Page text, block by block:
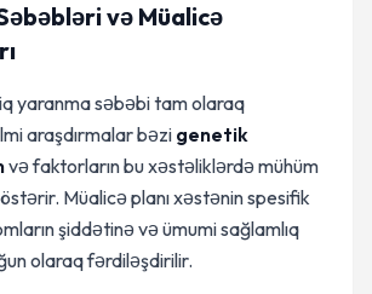
və Müalicə
yaranma səbəbi tam olaraq
araşdırmalar bəzi genetik
və faktorların bu xəstəliklərdə mühüm
Müalicə planı xəstənin spesifik
şiddətinə və ümumi sağlamlıq
olaraq fərdiləşdirilir.